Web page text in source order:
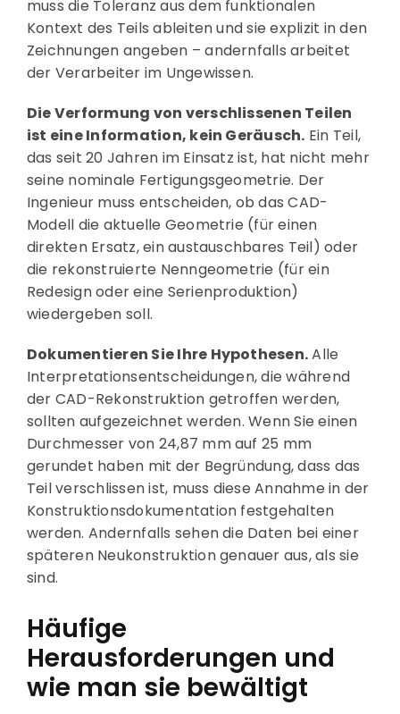
muss die Toleranz aus dem funktionalen
Kontext des Teils ableiten und sie explizit in den
Zeichnungen angeben – andernfalls arbeitet
der Verarbeiter im Ungewissen.
Die Verformung von verschlissenen Teilen
ist eine Information, kein Geräusch. Ein Teil,
das seit 20 Jahren im Einsatz ist, hat nicht mehr
seine nominale Fertigungsgeometrie. Der
Ingenieur muss entscheiden, ob das CAD-
Modell die aktuelle Geometrie (für einen
direkten Ersatz, ein austauschbares Teil) oder
die rekonstruierte Nenngeometrie (für ein
Redesign oder eine Serienproduktion)
wiedergeben soll.
Dokumentieren Sie Ihre Hypothesen.Alle
Interpretationsentscheidungen, die während
der CAD-Rekonstruktion getroffen werden,
sollten aufgezeichnet werden. Wenn Sie einen
Durchmesser von 24,87 mm auf 25 mm
gerundet haben mit der Begründung, dass das
Teil verschlissen ist, muss diese Annahme in der
Konstruktionsdokumentation festgehalten
werden. Andernfalls sehen die Daten bei einer
späteren Neukonstruktion genauer aus, als sie
sind.
Häufige
Herausforderungen und
wie man sie bewältigt